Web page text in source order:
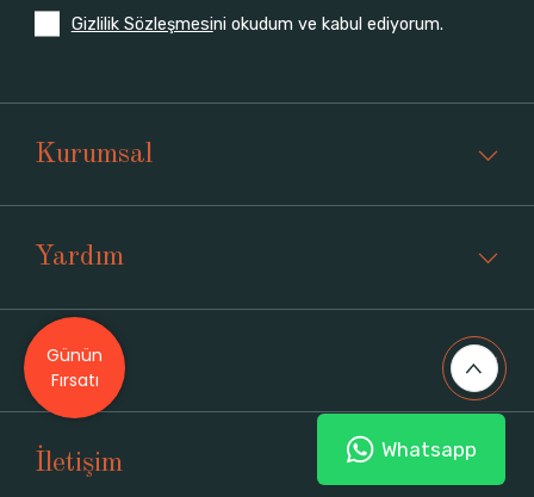
Gizlilik Sözleşmesini okudum ve kabul ediyorum.
Kurumsal
Yardım
Üyelik
İletişim Whatsapp
Günün
Fırsatı